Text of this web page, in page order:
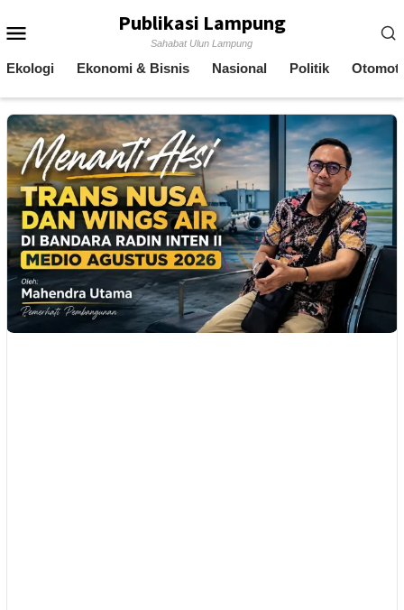
to
Publikasi Lampung
Sahabat Ulun Lampung
Ekologi Ekonomi & Bisnis Nasional Politik